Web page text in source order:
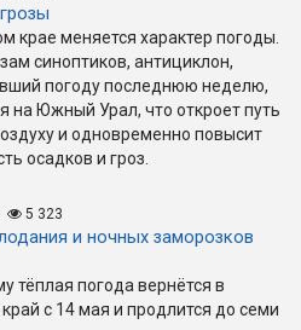
крае меняется характер погоды.
синоптиков, антициклон,
погоду последнюю неделю,
на Южный Урал, что откроет путь
и одновременно повысит
осадков и гроз.
5 323
и ночных заморозков
тёплая погода вернётся в
с 14 мая и продлится до семи